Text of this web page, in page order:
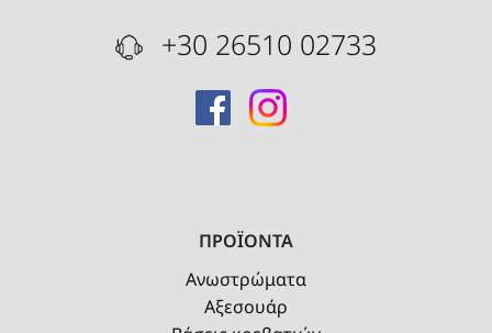
+30 26510 02733
ΠΡΟΪΟΝΤΑ
Ανωστρώματα
Αξεσουάρ